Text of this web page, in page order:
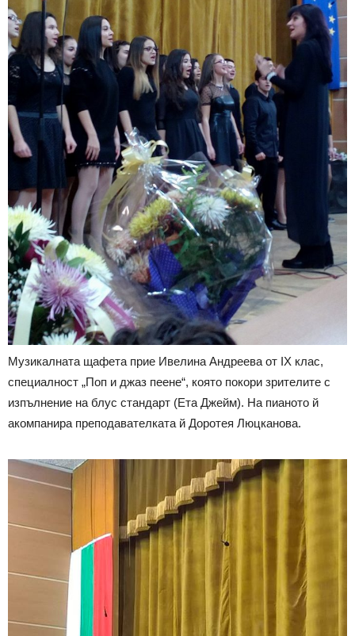
Музикалната щафета прие Ивелина Андреева от IX клас,
специалност „Поп и джаз пеене“, която покори зрителите с
изпълнение на блус стандарт (Ета Джейм). На пианото й
акомпанира преподавателката й Доротея Люцканова.